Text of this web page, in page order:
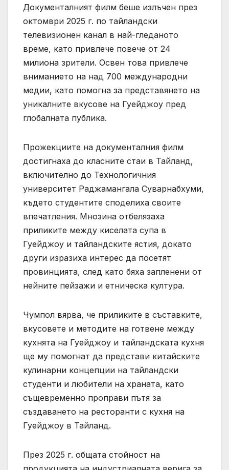
Документалният филм беше излъчен през
октомври 2025 г. по тайландски
телевизионен канал в най-гледаното
време, като привлече повече от 24
милиона зрители. Освен това привлече
вниманието на над 700 международни
медии, като помогна за представянето на
уникалните вкусове на Гуейджоу пред
глобалната публика.
Прожекциите на документалния филм
достигнаха до класните стаи в Тайланд,
включително до Технологичния
университет Раджамангала Суварнабхуми,
където студентите споделиха своите
впечатления. Мнозина отбелязаха
приликите между киселата супа в
Гуейджоу и тайландските ястия, докато
други изразиха интерес да посетят
провинцията, след като бяха запленени от
нейните пейзажи и етническа култура.
Чумпол вярва, че приликите в съставките,
вкусовете и методите на готвене между
кухнята на Гуейджоу и тайландската кухня
ще му помогнат да представи китайските
кулинарни концепции на тайландски
студенти и любители на храната, като
същевременно проправи пътя за
създаването на ресторанти с кухня на
Гуейджоу в Тайланд.
През 2025 г. общата стойност на